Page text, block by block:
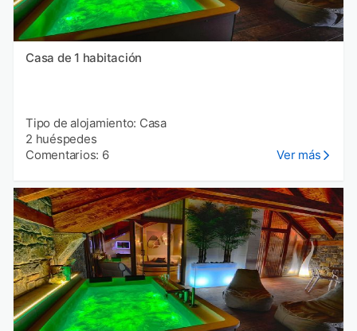
Casa de 1 habitación
Tipo de alojamiento: Casa
2 huéspedes
Comentarios: 6
Ver más